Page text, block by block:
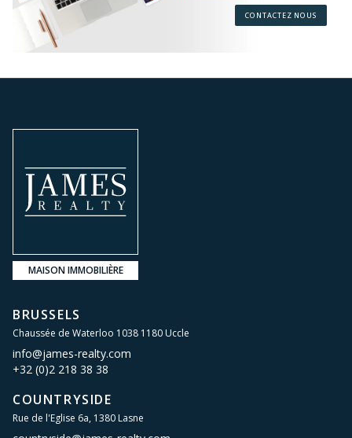
CONTACTEZ NOUS
MAISON IMMOBILIÈRE
BRUSSELS
Chaussée de Waterloo 1038 1180 Uccle
info@james-realty.com
+32 (0)2 218 38 38
COUNTRYSIDE
Rue de l'Eglise 6a, 1380 Lasne